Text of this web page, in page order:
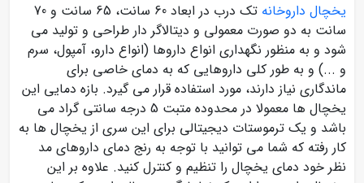
یخچال داروخانه
تک درب در ابعاد 60 سانت، 65 سانت و 70
سانت به دو صورت معمولی و دیتالاگر دار طراحی و تولید می
شود و به منظور نگهداری انواع داروها (انواع دارو، آمپول، سرم
و ...) و به طور کلی داروهایی که به دمای خاصی برای
ماندگاری نیاز دارند، مورد استفاده قرار می گیرد. بازه دمایی این
یخچال ها معمولا در محدوده متبت 5 درجه سانتی گراد می
باشد و یک ترموستات دیجیتالی برای این سری از یخچال ها به
کار رفته که شما می توانید با توجه به رنج دمای داروهای مد
نظر خود دمای یخچال را تنظیم و کنترل کنید. علاوه بر این